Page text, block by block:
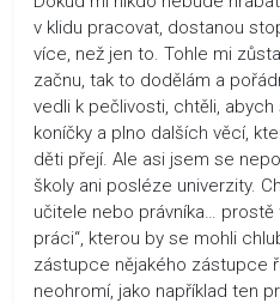
v klidu pracovat, dostanou
více, než jen to. Tohle mi
začnu, tak to dodělám a
vedli k pečlivosti, chtěli,
koníčky a plno dalších věcí,
děti přejí. Ale asi jsem se
školy ani posléze univerzity.
učitele nebo právníka… prostě
práci“, kterou by se mohli
zástupce nějakého zástupce
neohromí, jako například ten